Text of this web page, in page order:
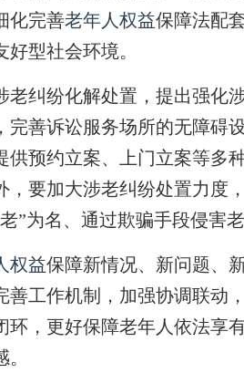
化完善老年人权益保障法配
型社会环境。
纠纷化解处置，提出强化
完善诉讼服务场所的无障碍
供预约立案、上门立案等多
，要加大涉老纠纷处置力度
”为名、通过欺骗手段侵害
权益保障新情况、新问题、
善工作机制，加强协调联动
环，更好保障老年人依法享